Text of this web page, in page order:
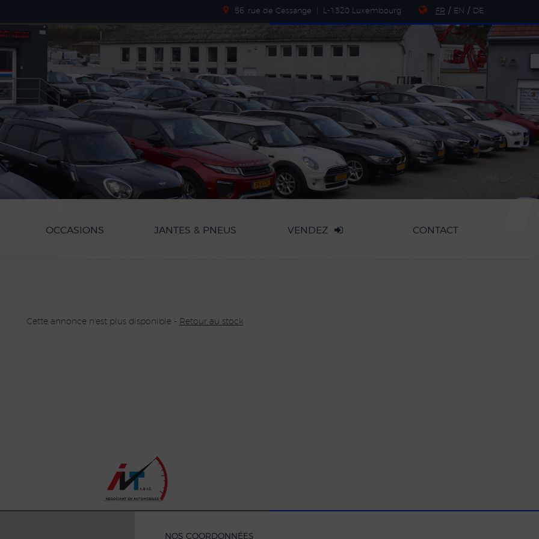
56, rue de Cessange L-1320 Luxembourg FR / EN / DE
OCCASIONS JANTES & PNEUS VENDEZ CONTACT
Cette annonce n'est plus disponible - Retour au stock
NOS COORDONNÉES